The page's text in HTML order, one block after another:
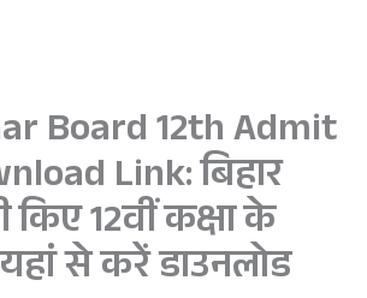
Board 12th Admit
Link: बिहार
किए 12वीं कक्षा के
से करें डाउनलोड